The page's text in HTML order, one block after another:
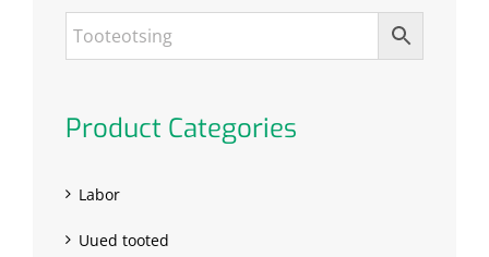
Product Categories
Labor
Uued tooted